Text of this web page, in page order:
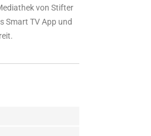
von Stifter
Smart TV App und